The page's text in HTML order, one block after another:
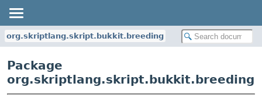
org.skriptlang.skript.bukkit.breeding
Package
org.skriptlang.skript.bukkit.breeding